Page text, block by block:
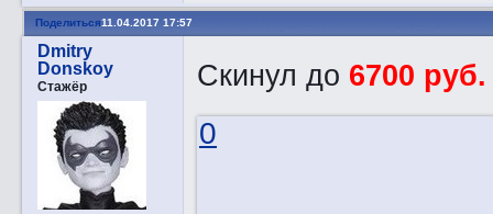
Поделиться11.04.2017 17:57
Dmitry
Donskoy
Стажёр Скинул до 6700
0